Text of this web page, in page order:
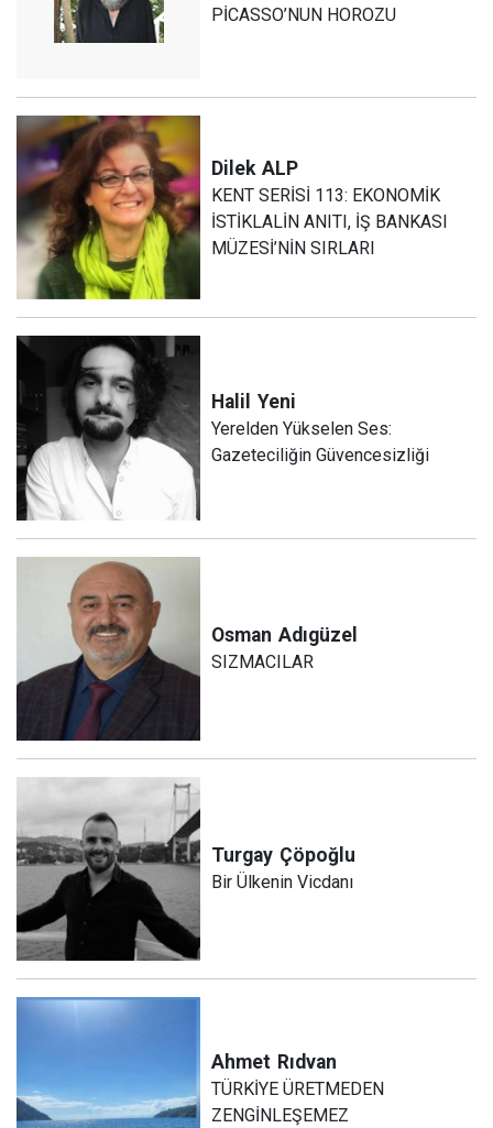
PİCASSO’NUN HOROZU
Dilek ALP
KENT SERİSİ 113: EKONOMİK
İSTİKLALİN ANITI, İŞ BANKASI
MÜZESİ’NİN SIRLARI
Halil Yeni
Yerelden Yükselen Ses:
Gazeteciliğin Güvencesizliği
Osman Adıgüzel
SIZMACILAR
Turgay Çöpoğlu
Bir Ülkenin Vicdanı
Ahmet Rıdvan
TÜRKİYE ÜRETMEDEN
ZENGİNLEŞEMEZ